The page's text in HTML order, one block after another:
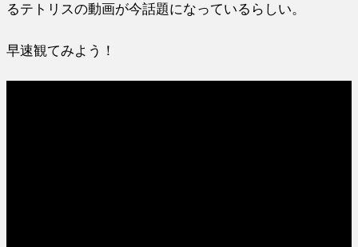
るテトリスの動画が今話題になっているらしい。
早速観てみよう！